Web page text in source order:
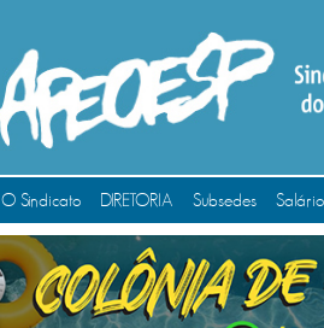
O Sindicato DIRETORIA Subsedes